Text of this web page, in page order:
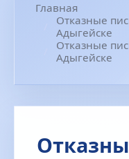
Главная
Отказные
Адыгейске
Отказные
Адыгейске